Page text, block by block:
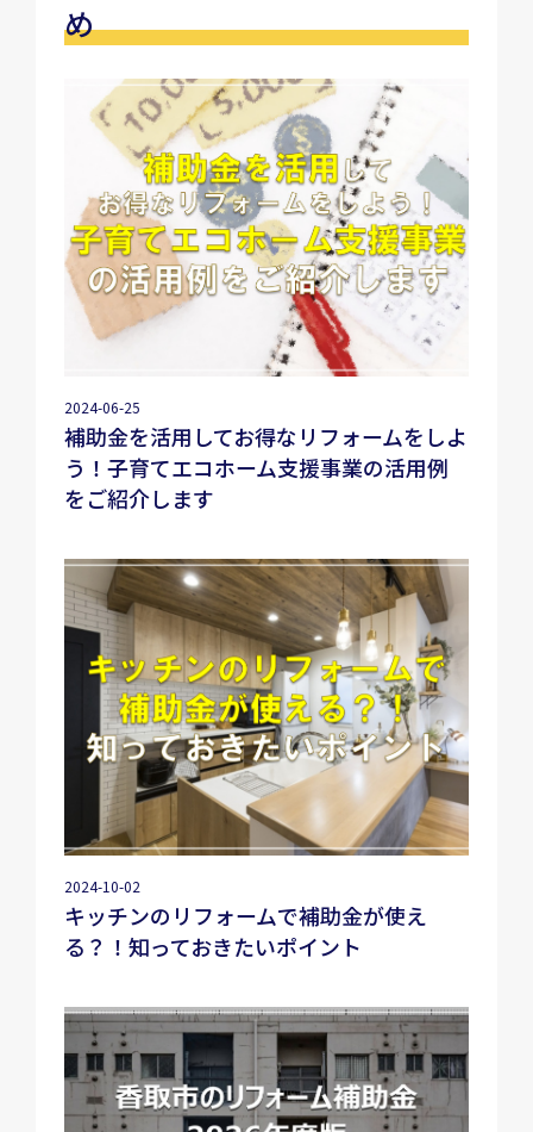
め
2024-06-25
補助金を活用してお得なリフォームをしよ
う！子育てエコホーム支援事業の活用例
をご紹介します
2024-10-02
キッチンのリフォームで補助金が使え
る？！知っておきたいポイント